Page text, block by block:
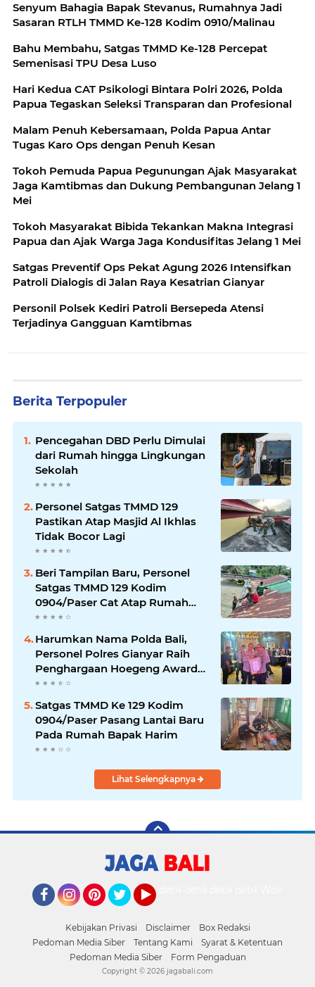
Senyum Bahagia Bapak Stevanus, Rumahnya Jadi
Sasaran RTLH TMMD Ke-128 Kodim 0910/Malinau
Bahu Membahu, Satgas TMMD Ke-128 Percepat
Semenisasi TPU Desa Luso
Hari Kedua CAT Psikologi Bintara Polri 2026, Polda
Papua Tegaskan Seleksi Transparan dan Profesional
Malam Penuh Kebersamaan, Polda Papua Antar
Tugas Karo Ops dengan Penuh Kesan
Tokoh Pemuda Papua Pegunungan Ajak Masyarakat
Jaga Kamtibmas dan Dukung Pembangunan Jelang 1
Mei
Tokoh Masyarakat Bibida Tekankan Makna Integrasi
Papua dan Ajak Warga Jaga Kondusifitas Jelang 1 Mei
Satgas Preventif Ops Pekat Agung 2026 Intensifkan
Patroli Dialogis di Jalan Raya Kesatrian Gianyar
Personil Polsek Kediri Patroli Bersepeda Atensi
Terjadinya Gangguan Kamtibmas
Berita Terpopuler
Pencegahan DBD Perlu Dimulai
dari Rumah hingga Lingkungan
Sekolah
Personel Satgas TMMD 129
Pastikan Atap Masjid Al Ikhlas
Tidak Bocor Lagi
Beri Tampilan Baru, Personel
Satgas TMMD 129 Kodim
0904/Paser Cat Atap Rumah
Marbot
Harumkan Nama Polda Bali,
Personel Polres Gianyar Raih
Penghargaan Hoegeng Awards
2026
Satgas TMMD Ke 129 Kodim
0904/Paser Pasang Lantai Baru
Pada Rumah Bapak Harim
Lihat Selengkapnya
Kebijakan Privasi Disclaimer
Box Redaksi
Pedoman Media Siber
Tentang Kami
Syarat & Ketentuan
Pedoman Media Siber
Form Pengaduan
Copyright © 2026 jagabali.com